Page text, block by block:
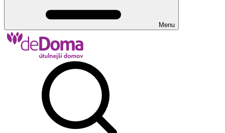
Menu